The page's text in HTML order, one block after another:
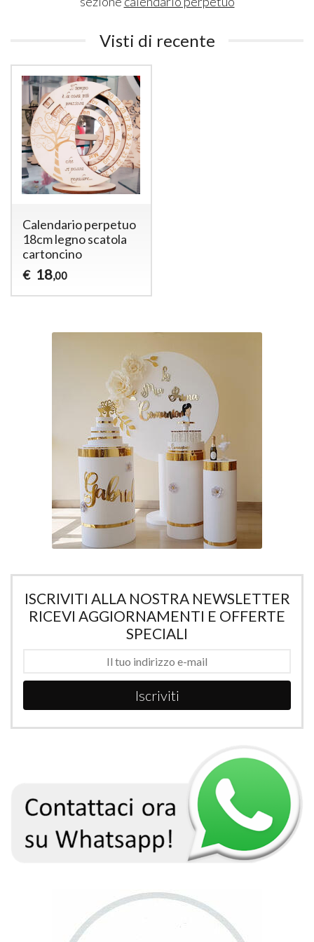
Visti di recente
Calendario perpetuo
18cm legno scatola
cartoncino
€ 18,00
ISCRIVITI ALLA NOSTRA NEWSLETTER
RICEVI AGGIORNAMENTI E OFFERTE
SPECIALI
Iscriviti